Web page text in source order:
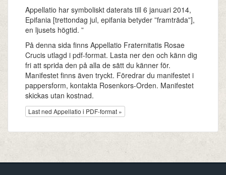
Appellatio har symboliskt daterats till 6 januari 2014,
Epifania [trettondag jul, epifania betyder ”framträda”],
en ljusets högtid. ”
På denna sida finns Appellatio Fraternitatis Rosae
Crucis utlagd i pdf-format. Lasta ner den och känn dig
fri att sprida den på alla de sätt du känner för.
Manifestet finns även tryckt. Föredrar du manifestet i
pappersform, kontakta Rosenkors-Orden. Manifestet
skickas utan kostnad.
Last ned Appellatio i PDF-format »